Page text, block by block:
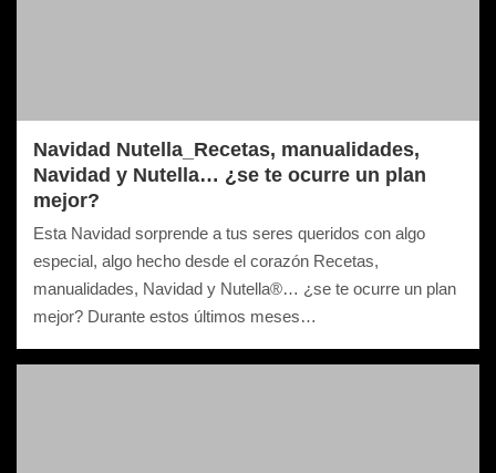
Navidad Nutella_Recetas, manualidades,
Navidad y Nutella… ¿se te ocurre un plan
mejor?
Esta Navidad sorprende a tus seres queridos con algo
especial, algo hecho desde el corazón Recetas,
manualidades, Navidad y Nutella®… ¿se te ocurre un plan
mejor? Durante estos últimos meses…